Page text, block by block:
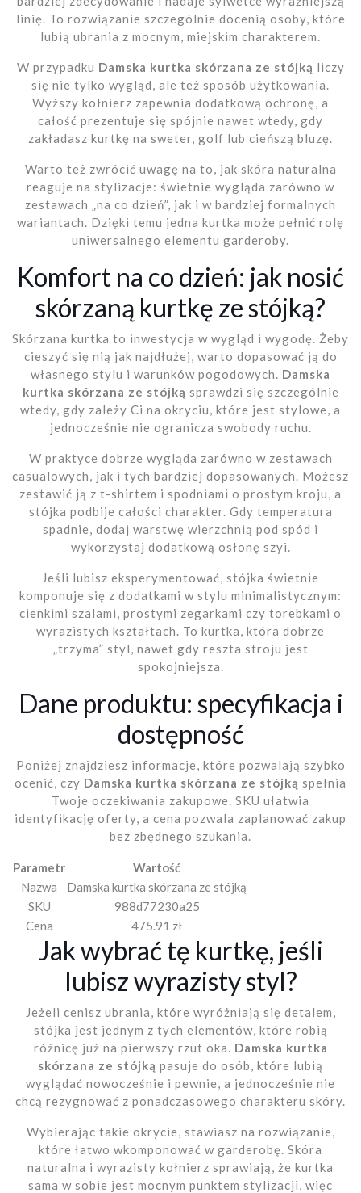
linię. To rozwiązanie szczególnie docenią osoby, które
lubią ubrania z mocnym, miejskim charakterem.
W przypadku Damska kurtka skórzana ze stójką liczy
się nie tylko wygląd, ale też sposób użytkowania.
Wyższy kołnierz zapewnia dodatkową ochronę, a
całość prezentuje się spójnie nawet wtedy, gdy
zakładasz kurtkę na sweter, golf lub cieńszą bluzę.
Warto też zwrócić uwagę na to, jak skóra naturalna
reaguje na stylizacje: świetnie wygląda zarówno w
zestawach „na co dzień”, jak i w bardziej formalnych
wariantach. Dzięki temu jedna kurtka może pełnić rolę
uniwersalnego elementu garderoby.
Komfort na co dzień: jak nosić
skórzaną kurtkę ze stójką?
Skórzana kurtka to inwestycja w wygląd i wygodę. Żeby
cieszyć się nią jak najdłużej, warto dopasować ją do
własnego stylu i warunków pogodowych. Damska
kurtka skórzana ze stójką sprawdzi się szczególnie
wtedy, gdy zależy Ci na okryciu, które jest stylowe, a
jednocześnie nie ogranicza swobody ruchu.
W praktyce dobrze wygląda zarówno w zestawach
casualowych, jak i tych bardziej dopasowanych. Możesz
zestawić ją z t-shirtem i spodniami o prostym kroju, a
stójka podbije całości charakter. Gdy temperatura
spadnie, dodaj warstwę wierzchnią pod spód i
wykorzystaj dodatkową osłonę szyi.
Jeśli lubisz eksperymentować, stójka świetnie
komponuje się z dodatkami w stylu minimalistycznym:
cienkimi szalami, prostymi zegarkami czy torebkami o
wyrazistych kształtach. To kurtka, która dobrze
„trzyma” styl, nawet gdy reszta stroju jest
spokojniejsza.
Dane produktu: specyfikacja i
dostępność
Poniżej znajdziesz informacje, które pozwalają szybko
ocenić, czy Damska kurtka skórzana ze stójką spełnia
Twoje oczekiwania zakupowe. SKU ułatwia
identyfikację oferty, a cena pozwala zaplanować zakup
bez zbędnego szukania.
Parametr
Wartość
Nazwa
Damska kurtka skórzana ze stójką
SKU
988d77230a25
Cena
475.91 zł
Jak wybrać tę kurtkę, jeśli
lubisz wyrazisty styl?
Jeżeli cenisz ubrania, które wyróżniają się detalem,
stójka jest jednym z tych elementów, które robią
różnicę już na pierwszy rzut oka. Damska kurtka
skórzana ze stójką pasuje do osób, które lubią
wyglądać nowocześnie i pewnie, a jednocześnie nie
chcą rezygnować z ponadczasowego charakteru skóry.
Wybierając takie okrycie, stawiasz na rozwiązanie,
które łatwo wkomponować w garderobę. Skóra
naturalna i wyrazisty kołnierz sprawiają, że kurtka
sama w sobie jest mocnym punktem stylizacji, więc